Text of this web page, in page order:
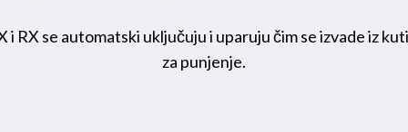
i RX se automatski uključuju i uparuju čim se izvade iz
za punjenje.